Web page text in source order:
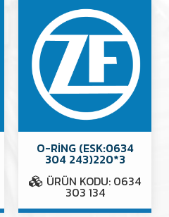
O-RİNG (ESK:0634
304 243)220*3
ÜRÜN KODU: 0634
303 134